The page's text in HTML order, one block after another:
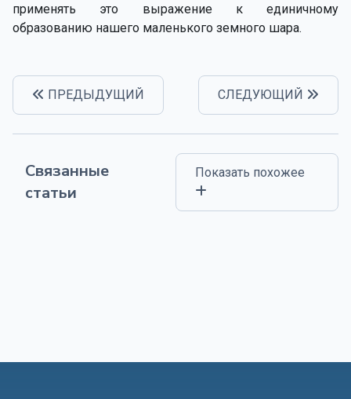
применять это выражение к единичному
образованию нашего маленького земного шара.
ПРЕДЫДУЩИЙ СЛЕДУЮЩИЙ
Связанные
статьи
Показать похожее